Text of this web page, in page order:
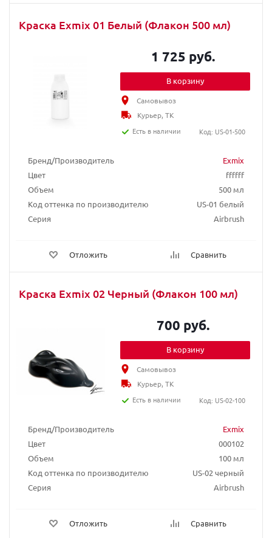
Краска Exmix 01 Белый (Флакон 500 мл)
Бренд/Производитель
Exmix
Цвет
ffffff
Объем
500 мл
Код оттенка по производителю
US-01 белый
Серия
Airbrush
Отложить Сравнить
1 725 руб.
В корзину
Самовывоз
Курьер, ТК
Есть в наличии
Код: US-01-500
Краска Exmix 02 Черный (Флакон 100 мл)
Бренд/Производитель
Exmix
Цвет
000102
Объем
100 мл
Код оттенка по производителю
US-02 черный
Серия
Airbrush
Отложить Сравнить
700 руб.
В корзину
Самовывоз
Курьер, ТК
Есть в наличии
Код: US-02-100